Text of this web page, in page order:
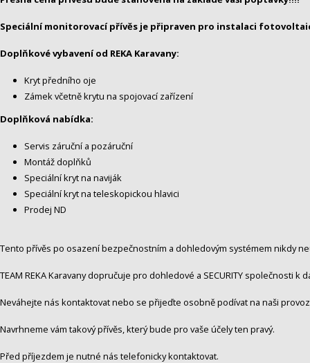
Speciální monitorovací přívěs je připraven pro instalaci
Doplňkové vybavení od REKA Karavany:
Kryt předního oje
Zámek včetně krytu na spojovací zařízení
Doplňková nabídka:
Servis záruční a pozáruční
Montáž doplňků
Speciální kryt na naviják
Speciální kryt na teleskopickou hlavici
Prodej ND
Tento přívěs po osazení bezpečnostním a dohledovým systémem nikdy
TEAM REKA Karavany dopručuje pro dohledové a SECURITY společnosti k
Neváhejte nás kontaktovat nebo se přijeďte osobně podívat na naši
Navrhneme vám takový přívěs, který bude pro vaše účely ten pravý.
Před příjezdem je nutné nás telefonicky kontaktovat.